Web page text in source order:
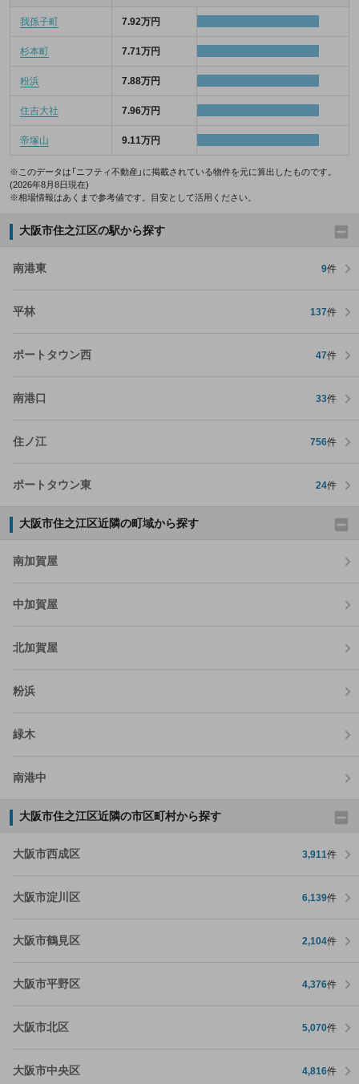
我孫子町 7.92万円
杉本町 7.71万円
粉浜 7.88万円
住吉大社 7.96万円
帝塚山 9.11万円
※このデータは「ニフティ不動産」に掲載されている物件を元に算出したものです。
(2026年8月8日現在)
※相場情報はあくまで参考値です。目安として活用ください。
大阪市住之江区の駅から探す
南港東 9件
平林 137件
ポートタウン西 47件
南港口 33件
住ノ江 756件
ポートタウン東 24件
大阪市住之江区近隣の町域から探す
南加賀屋
中加賀屋
北加賀屋
粉浜
緑木
南港中
大阪市住之江区近隣の市区町村から探す
大阪市西成区 3,911件
大阪市淀川区 6,139件
大阪市鶴見区 2,104件
大阪市平野区 4,376件
大阪市北区 5,070件
大阪市中央区 4,816件